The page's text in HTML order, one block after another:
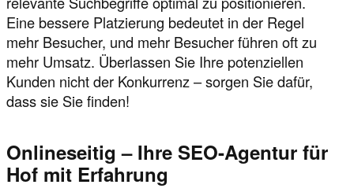
Eine bessere Platzierung bedeutet in der Regel
mehr Besucher, und mehr Besucher führen oft zu
mehr Umsatz. Überlassen Sie Ihre potenziellen
Kunden nicht der Konkurrenz – sorgen Sie dafür,
dass sie Sie finden!
Onlineseitig – Ihre SEO-Agentur für
Hof mit Erfahrung